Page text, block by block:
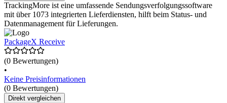
TrackingMore ist eine umfassende Sendungsverfolgungssoftware
mit über 1073 integrierten Lieferdiensten, hilft beim Status- und
Datenmanagement für Lieferungen.
PackageX Receive
(0 Bewertungen)
•
Keine Preisinformationen
(0 Bewertungen)
Direkt vergleichen